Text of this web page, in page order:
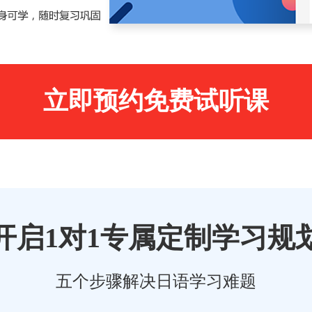
立即预约免费试听课
启1对1专属定制学习规
五个步骤解决日语学习难题